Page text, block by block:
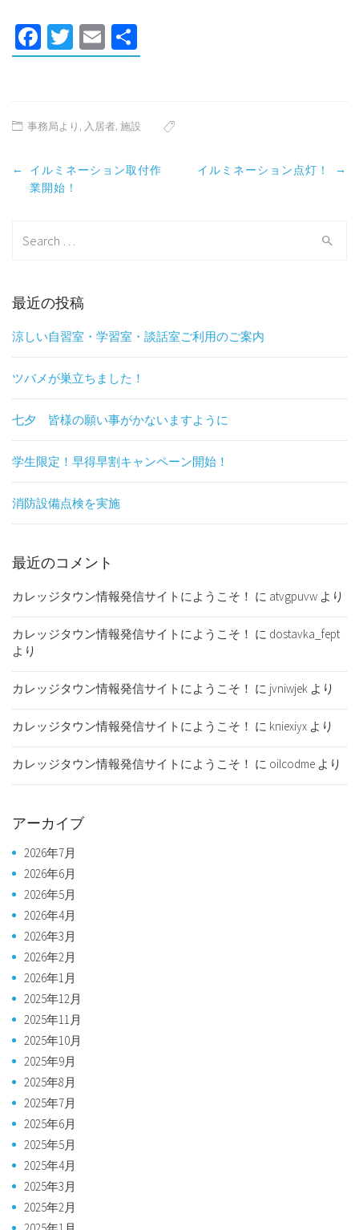
Facebook
Twitter
Email
有
事務局より , 入居者, 施設
Post
navigation
←
イルミネーション取付作
業開始！
イルミネーション点灯！ →
最近の投稿
涼しい自習室・学習室・談話室ご利用のご案内
ツバメが巣立ちました！
七夕 皆様の願い事がかないますように
学生限定！早得早割キャンペーン開始！
消防設備点検を実施
最近のコメント
カレッジタウン情報発信サイトにようこそ！ に atvgpuvw より
カレッジタウン情報発信サイトにようこそ！ に dostavka_fept
より
カレッジタウン情報発信サイトにようこそ！ に jvniwjek より
カレッジタウン情報発信サイトにようこそ！ に kniexiyx より
カレッジタウン情報発信サイトにようこそ！ に oilcodme より
アーカイブ
2026年7月
2026年6月
2026年5月
2026年4月
2026年3月
2026年2月
2026年1月
2025年12月
2025年11月
2025年10月
2025年9月
2025年8月
2025年7月
2025年6月
2025年5月
2025年4月
2025年3月
2025年2月